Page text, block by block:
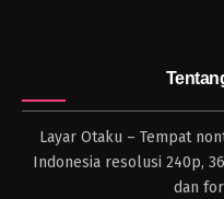
Layar Otaku – Tempat
Indonesia resolusi 240p,
dan